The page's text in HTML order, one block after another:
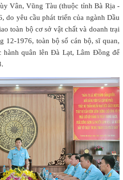
Vân, Vũng Tàu (thuộc tỉnh Bà Rịa -
do yêu cầu phát triển của ngành Dầu
toàn bộ cơ sở vật chất và doanh trại
12-1976, toàn bộ số cán bộ, sĩ quan,
hành quân lên Đà Lạt, Lâm Đồng để